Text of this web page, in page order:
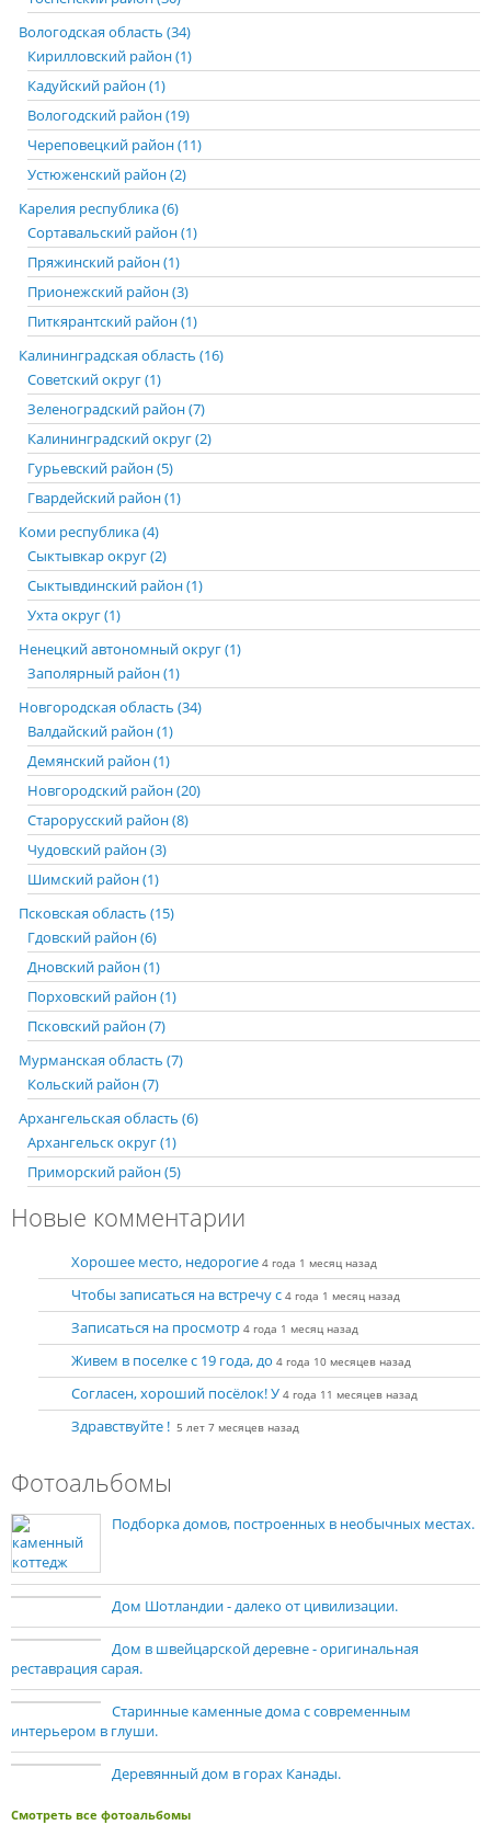
Вологодская область (34)
Кирилловский район (1)
Кадуйский район (1)
Вологодский район (19)
Череповецкий район (11)
Устюженский район (2)
Карелия республика (6)
Сортавальский район (1)
Пряжинский район (1)
Прионежский район (3)
Питкярантский район (1)
Калининградская область (16)
Советский округ (1)
Зеленоградский район (7)
Калининградский округ (2)
Гурьевский район (5)
Гвардейский район (1)
Коми республика (4)
Сыктывкар округ (2)
Сыктывдинский район (1)
Ухта округ (1)
Ненецкий автономный округ (1)
Заполярный район (1)
Новгородская область (34)
Валдайский район (1)
Демянский район (1)
Новгородский район (20)
Старорусский район (8)
Чудовский район (3)
Шимский район (1)
Псковская область (15)
Гдовский район (6)
Дновский район (1)
Порховский район (1)
Псковский район (7)
Мурманская область (7)
Кольский район (7)
Архангельская область (6)
Архангельск округ (1)
Приморский район (5)
Новые комментарии
Хорошее место, недорогие 4 года 1 месяц назад
Чтобы записаться на встречу с 4 года 1 месяц назад
Записаться на просмотр 4 года 1 месяц назад
Живем в поселке с 19 года, до 4 года 10 месяцев назад
Согласен, хороший посёлок! У 4 года 11 месяцев назад
Здравствуйте ! 5 лет 7 месяцев назад
Фотоальбомы
Подборка домов, построенных в необычных местах.
Дом Шотландии - далеко от цивилизации.
Дом в швейцарской деревне - оригинальная
реставрация сарая.
Старинные каменные дома с современным
интерьером в глуши.
Деревянный дом в горах Канады.
Смотреть все фотоальбомы